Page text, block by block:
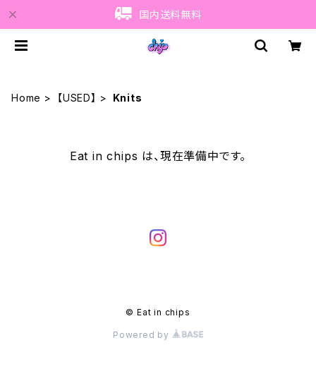
国内送料無料
Home 【USED】 Knits
Eat in chips は、現在準備中です。
© Eat in chips
Powered by